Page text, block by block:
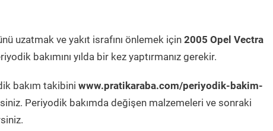
uzatmak ve yakıt israfını önlemek için 2005 Opel Vectra
bakımını yılda bir kez yaptırmanız gerekir.
bakım takibini www.pratikaraba.com/periyodik-bakim-
Periyodik bakımda değişen malzemeleri ve sonraki